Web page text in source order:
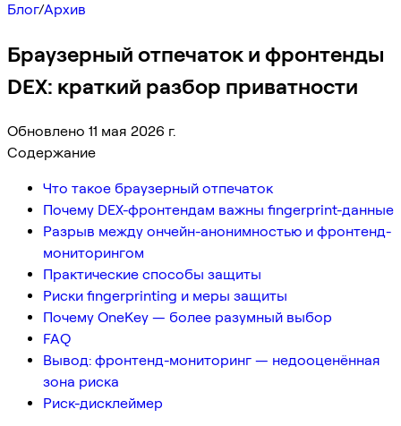
Блог/Архив
Браузерный отпечаток и фронтенды
DEX: краткий разбор приватности
Обновлено 11 мая 2026 г.
Содержание
Что такое браузерный отпечаток
Почему DEX-фронтендам важны fingerprint-данные
Разрыв между ончейн-анонимностью и фронтенд-
мониторингом
Практические способы защиты
Риски fingerprinting и меры защиты
Почему OneKey — более разумный выбор
FAQ
Вывод: фронтенд-мониторинг — недооценённая
зона риска
Риск-дисклеймер